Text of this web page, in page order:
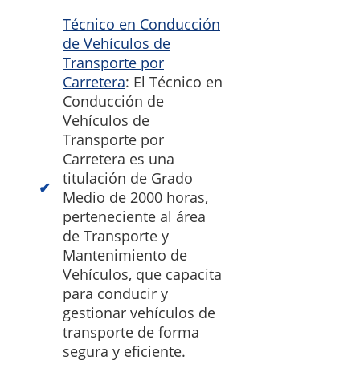
Técnico en Conducción
de Vehículos de
Transporte por
Carretera: El Técnico en
Conducción de
Vehículos de
Transporte por
Carretera es una
titulación de Grado
Medio de 2000 horas,
perteneciente al área
de Transporte y
Mantenimiento de
Vehículos, que capacita
para conducir y
gestionar vehículos de
transporte de forma
segura y eficiente.